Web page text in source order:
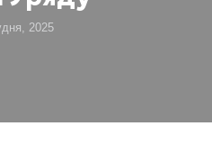
2025